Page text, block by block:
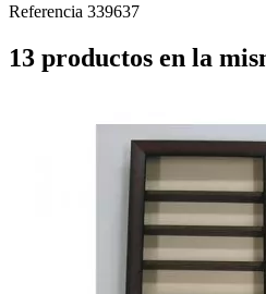
Referencia 339637
13 productos en la